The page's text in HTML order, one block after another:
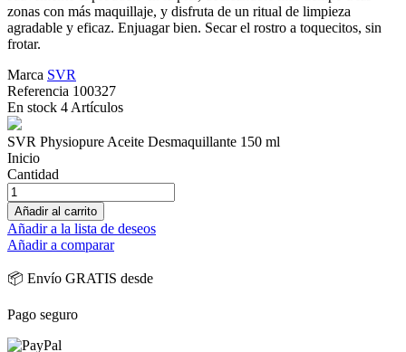
zonas con más maquillaje, y disfruta de un ritual de limpieza
agradable y eficaz. Enjuagar bien. Secar el rostro a toquecitos, sin
frotar.
Marca SVR
Referencia 100327
En stock 4 Artículos
SVR Physiopure Aceite Desmaquillante 150 ml
Inicio
Cantidad
Añadir al carrito
Añadir a la lista de deseos
Añadir a comparar
📦 Envío GRATIS desde
Pago seguro